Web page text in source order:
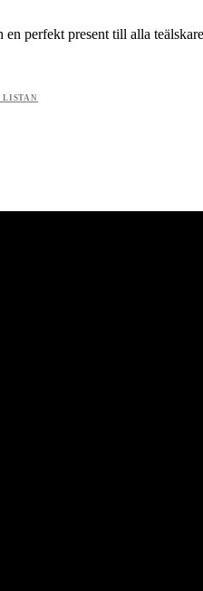
perfekt present till alla